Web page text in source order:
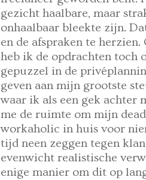
gezicht haalbare, maar
onhaalbaar bleekte zijn.
en de afspraken te
heb ik de opdrachten toch
gepuzzel in de
geven aan mijn grootste
waar ik als een gek achter
me de ruimte om mijn
workaholic in huis voor
tijd neen zeggen tegen
evenwicht realistische
enige manier om dit op